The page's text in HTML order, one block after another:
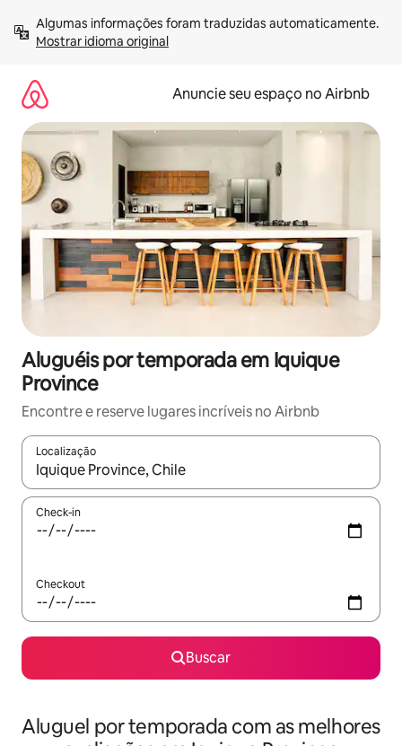
para
Mostrar idioma original
Anuncie seu espaço no Airbnb
Aluguéis por temporada em Iquique
Province
Encontre e reserve lugares incríveis no Airbnb
Localização
Quando os resultados estiverem disponíveis, explore-os
Check-in
Checkout
Buscar
Aluguel por temporada com as melhores